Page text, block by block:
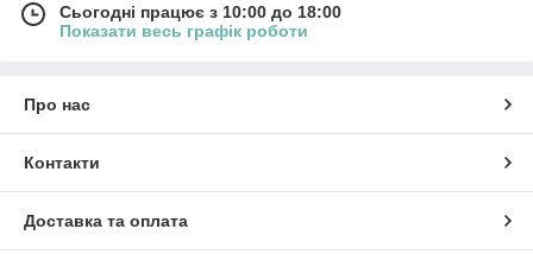
Сьогодні працює з 10:00 до 18:00
Показати весь графік роботи
Про нас
Контакти
Доставка та оплата